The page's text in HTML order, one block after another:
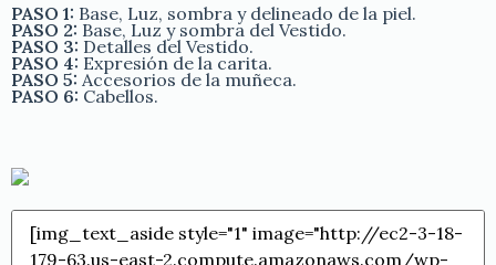
PASO 1: Base, Luz, sombra y delineado de la piel.
PASO 2: Base, Luz y sombra del Vestido.
PASO 3: Detalles del Vestido.
PASO 4: Expresión de la carita.
PASO 5: Accesorios de la muñeca.
PASO 6: Cabellos.